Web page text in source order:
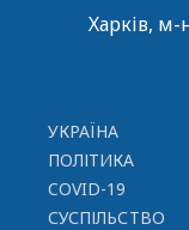
Харків, м-
УКРАЇНА
ПОЛІТИКА
COVID-19
СУСПІЛЬСТВО